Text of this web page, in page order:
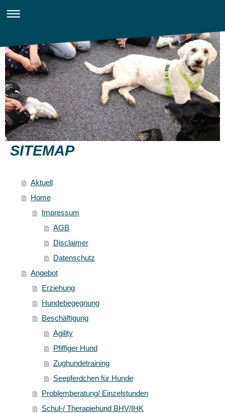
SITEMAP
Aktuell
Home
Impressum
AGB
Disclaimer
Datenschutz
Angebot
Erziehung
Hundebegegnung
Beschäftigung
Agility
Pfiffiger Hund
Zughundetraining
Seepferdchen für Hunde
Problemberatung/ Einzelstunden
Schul-/ Therapiehund BHV/IHK